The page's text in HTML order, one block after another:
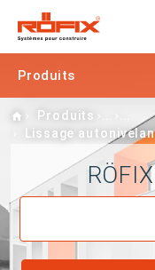
Produits
Home
Produits
Lissage